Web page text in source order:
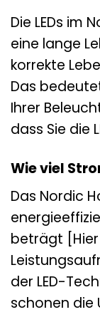
Die LEDs im
eine lange
korrekte
Das
Ihrer
dass Sie die
Wie viel
Das Nordic
beträgt
der LED-
schonen die